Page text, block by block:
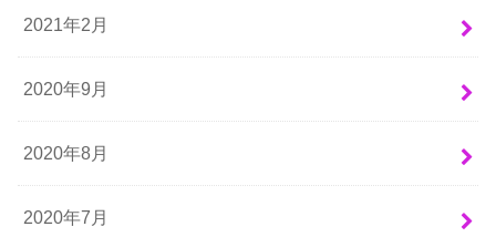
2021年2月
2020年9月
2020年8月
2020年7月